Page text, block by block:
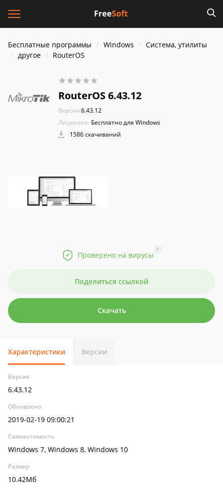
Бесплатные программы Windows
Система, утилиты
другое
RouterOS
RouterOS 6.43.12
Версия:6.43.12
Лицензия: Бесплатно для Windows
1586 скачиваний
Проверено на вирусы
?
Поделиться ссылкой
Скачать
Характеристики Версии
Версия
6.43.12
Обновлено
2019-02-19 09:00:21
Совместимость
Windows 7, Windows 8, Windows 10
Размер
10.42Мб